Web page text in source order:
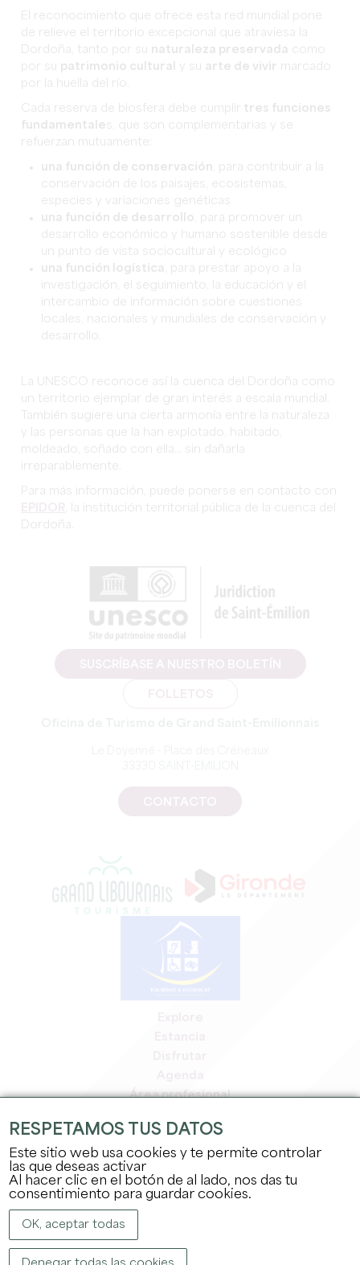
El reconocimiento que ofrece esta red mundial pone
de relieve el territorio excepcional que atraviesa la
Dordoña, tanto por su naturaleza preservada como
por su patrimonio cultural y su arte de vivir marcado
por la huella del río.
Cada reserva de biosfera debe cumplir tres funciones
fundamentale s, que son complementarias y se
refuerzan mutuamente:
una función de conservación , para contribuir a la
conservación de los paisajes, ecosistemas,
especies y variaciones genéticas
una función de desarrollo , para promover un
desarrollo económico y humano sostenible desde
un punto de vista sociocultural y ecológico
una función logística
, para prestar apoyo a la
investigación, el seguimiento, la educación y el
intercambio de información sobre cuestiones
locales, nacionales y mundiales de conservación y
desarrollo.
La UNESCO reconoce así la cuenca del Dordoña como
un territorio ejemplar de gran interés a escala mundial.
También sugiere una cierta armonía entre la naturaleza
y las personas que la han explotado, habitado,
moldeado, soñado con ella... sin dañarla
irreparablemente.
Para más información, puede ponerse en contacto con
, la institución territorial pública de la cuenca del
Dordoña.
Área profesional
Espacio prensa
Empleo y prácticas
Información jurídica
Política de confidencialidad
RESPETAMOS TUS DATOS
Este sitio web usa cookies y te permite controlar
las que deseas activar
Al hacer clic en el botón de al lado, nos das tu
consentimiento para guardar cookies.
OK, aceptar todas